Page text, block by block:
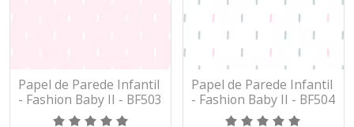
Papel de Parede Infantil
- Fashion Baby II - BF503
- Vinílico
Papel de Parede Infantil
- Fashion Baby II - BF504
- Vinílico